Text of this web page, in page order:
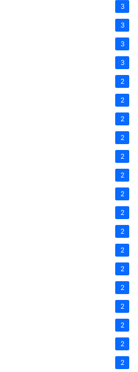
3
3
3
3
2
2
2
2
2
2
2
2
2
2
2
2
2
2
2
2